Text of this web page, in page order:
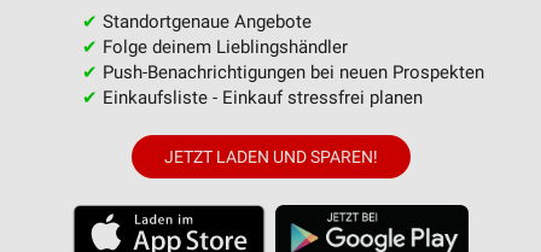
✔ Standortgenaue Angebote
✔ Folge deinem Lieblingshändler
✔ Push-Benachrichtigungen bei neuen Prospekten
✔ Einkaufsliste - Einkauf stressfrei planen
JETZT LADEN UND SPAREN!